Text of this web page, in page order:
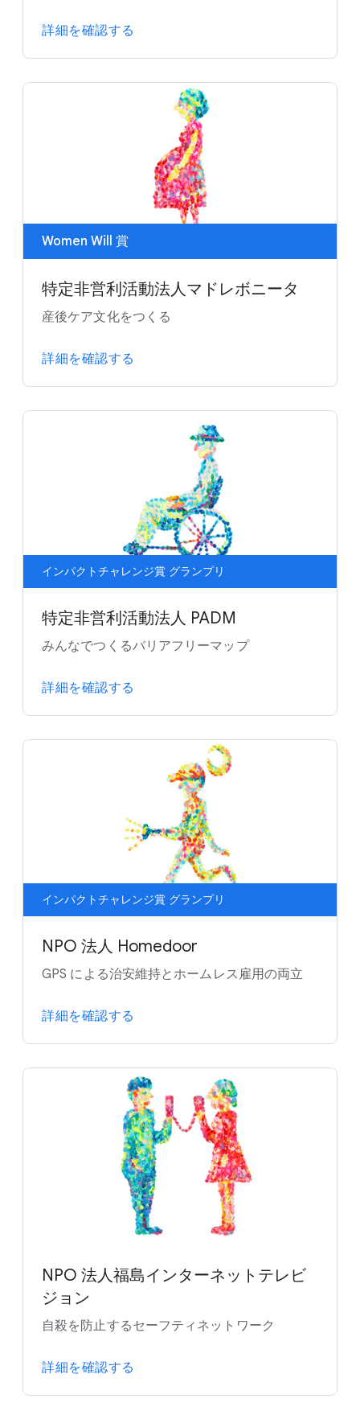
詳細を確認する
Women Will 賞
特定非営利活動法人マドレボニータ
産後ケア文化をつくる
詳細を確認する
インパクトチャレンジ賞 グランプリ
特定非営利活動法人 PADM
みんなでつくるバリアフリーマップ
詳細を確認する
インパクトチャレンジ賞 グランプリ
NPO 法人 Homedoor
GPS による治安維持とホームレス雇用の両立
詳細を確認する
NPO 法人福島インターネットテレビ
ジョン
自殺を防止するセーフティネットワーク
詳細を確認する